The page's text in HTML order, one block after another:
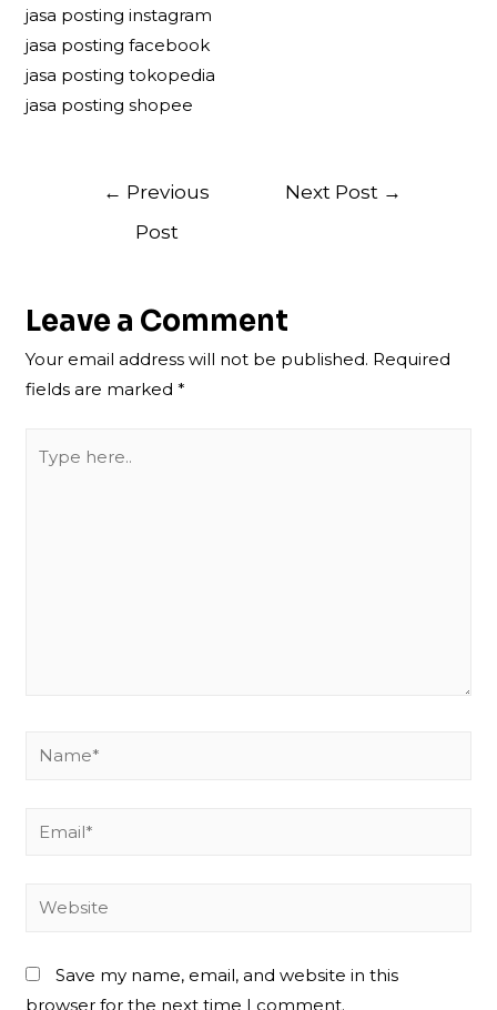
jasa posting instagram
jasa posting facebook
jasa posting tokopedia
jasa posting shopee
Post
navigation
← Previous
Post
Next Post →
Leave a Comment
Your email address will not be published. Required
fields are marked*
here..
Name*
Email*
Website
Save my name, email, and website in this
browser for the next time I comment.